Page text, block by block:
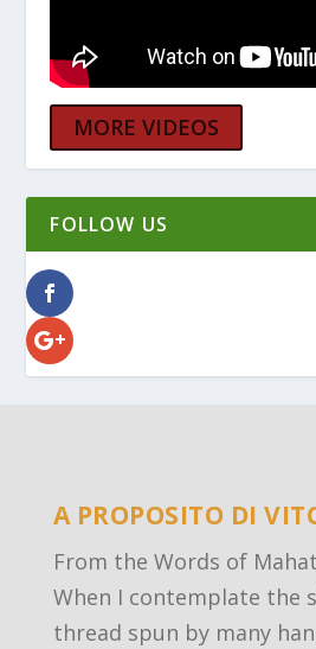
MORE VIDEOS
FOLLOW US
A PROPOSITO DI
From the Words of
When I contemplate the
thread spun by many